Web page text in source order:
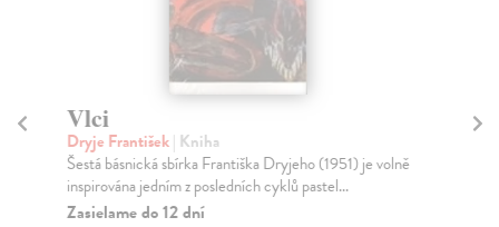
Vlci
Dryje František| Kniha
Šestá básnická sbírka Františka Dryjeho (1951) je volně
inspirována jedním z posledních cyklů pastel...
Zasielame do 12 dní